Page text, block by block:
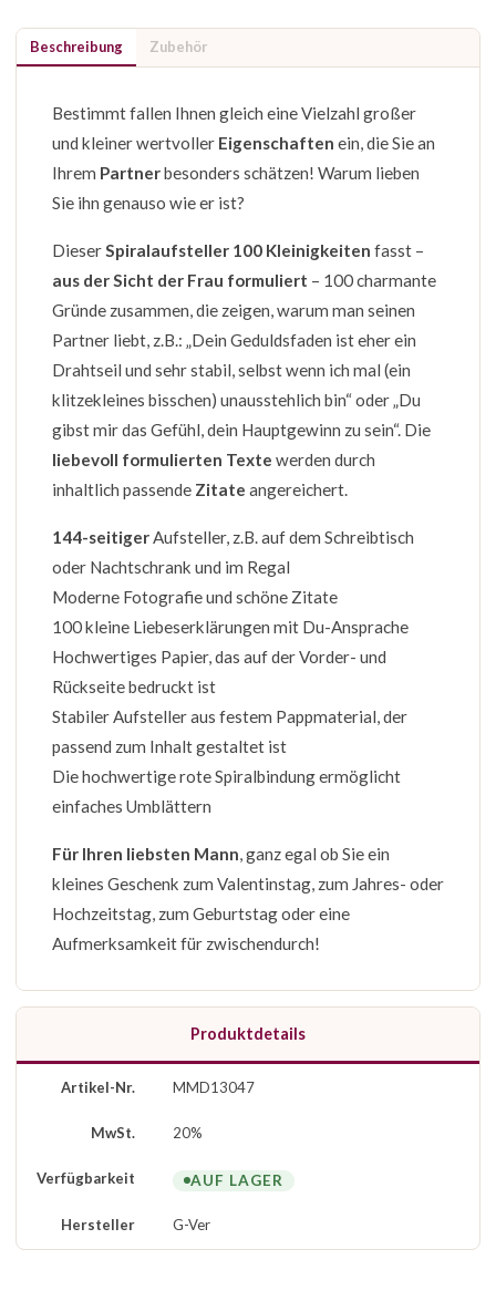
Beschreibung Zubehör
Bestimmt fallen Ihnen gleich eine Vielzahl großer
und kleiner wertvoller Eigenschaften ein, die Sie an
Ihrem Partnerbesonders schätzen! Warum lieben
Sie ihn genauso wie er ist?
DieserSpiralaufsteller 100 Kleinigkeiten fasst –
aus der Sicht der Frau formuliert – 100 charmante
Gründe zusammen, die zeigen, warum man seinen
Partner liebt, z.B.: „Dein Geduldsfaden ist eher ein
Drahtseil und sehr stabil, selbst wenn ich mal (ein
klitzekleines bisschen) unausstehlich bin“ oder „Du
gibst mir das Gefühl, dein Hauptgewinn zu sein“. Die
liebevoll formulierten Texte werden durch
inhaltlich passende Zitate angereichert.
144-seitigerAufsteller, z.B. auf dem Schreibtisch
oder Nachtschrank und im Regal
Moderne Fotografie und schöne Zitate
100 kleine Liebeserklärungen mit Du-Ansprache
Hochwertiges Papier, das auf der Vorder- und
Rückseite bedruckt ist
Stabiler Aufsteller aus festem Pappmaterial, der
passend zum Inhalt gestaltet ist
Die hochwertige rote Spiralbindung ermöglicht
einfaches Umblättern
Für Ihren liebsten Mann, ganz egal ob Sie ein
kleines Geschenk zum Valentinstag, zum Jahres- oder
Hochzeitstag, zum Geburtstag oder eine
Aufmerksamkeit für zwischendurch!
Produktdetails
Artikel-Nr. MMD13047
MwSt. 20%
Verfügbarkeit AUF LAGER
Hersteller G-Ver